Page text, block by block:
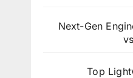
Next-Gen
Top